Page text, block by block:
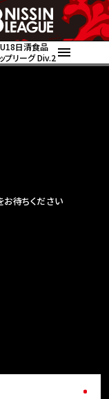
U18日清食品
プリーグ Div.2
待ちください